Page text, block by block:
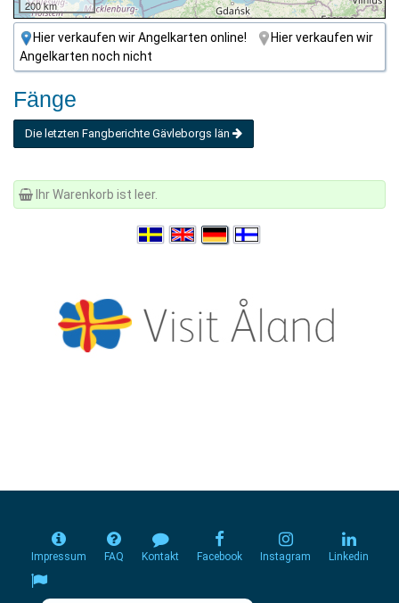
200 km
Hier verkaufen wir Angelkarten online!
Hier verkaufen wir
Angelkarten noch nicht
Fänge
Die letzten Fangberichte Gävleborgs län
Ihr Warenkorb ist leer.
Impressum FAQ Kontakt Facebook Instagram Linkedin